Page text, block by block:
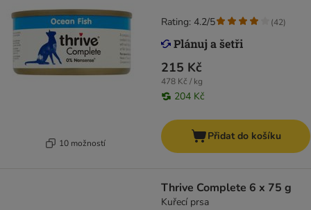
10 možností
215 Kč
478 Kč / kg
204 Kč
Rating: 4.2/5 (42)
Přidat do košíku
Thrive Complete 6 x 75 g
Kuřecí prsa